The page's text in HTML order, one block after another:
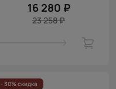
16 280 ₽
23 258 ₽
- 30% скидка